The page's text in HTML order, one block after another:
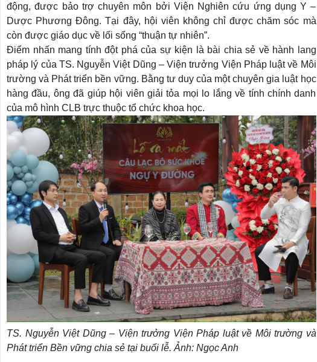
động, được bảo trợ chuyên môn bởi Viện Nghiên cứu ứng dụng Y –
Dược Phương Đông. Tại đây, hội viên không chỉ được chăm sóc mà
còn được giáo dục về lối sống “thuận tự nhiên”.
Điểm nhấn mang tính đột phá của sự kiện là bài chia sẻ về hành lang
pháp lý của TS. Nguyễn Việt Dũng – Viện trưởng Viện Pháp luật về Môi
trường và Phát triển bền vững. Bằng tư duy của một chuyên gia luật học
hàng đầu, ông đã giúp hội viên giải tỏa mọi lo lắng về tính chính danh
của mô hình CLB trực thuộc tổ chức khoa học.
TS. Nguyễn Việt Dũng – Viện trưởng Viện Pháp luật về Môi trường và
Phát triển Bền vững chia sẻ tại buổi lễ. Ảnh: Ngọc Anh